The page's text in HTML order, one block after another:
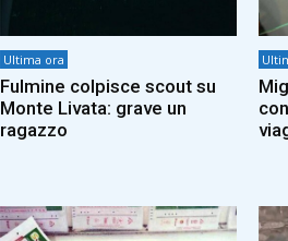
Ultima ora
Fulmine colpisce scout su
Monte Livata: grave un
ragazzo